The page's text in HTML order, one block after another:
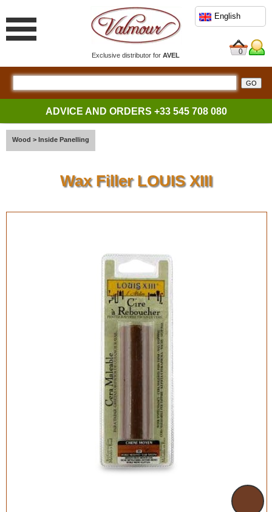
Exclusive distributor forAVEL
English
0
ADVICE AND ORDERS +33 545 708 080
Wood > Inside Panelling
Wax Filler LOUIS XIII